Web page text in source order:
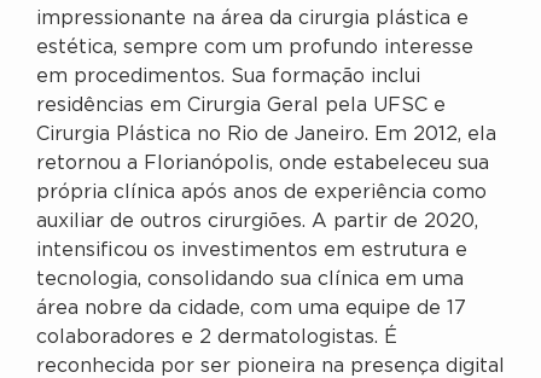
impressionante na área da cirurgia plástica e
estética, sempre com um profundo interesse
em procedimentos. Sua formação inclui
residências em Cirurgia Geral pela UFSC e
Cirurgia Plástica no Rio de Janeiro. Em 2012, ela
retornou a Florianópolis, onde estabeleceu sua
própria clínica após anos de experiência como
auxiliar de outros cirurgiões. A partir de 2020,
intensificou os investimentos em estrutura e
tecnologia, consolidando sua clínica em uma
área nobre da cidade, com uma equipe de 17
colaboradores e 2 dermatologistas. É
reconhecida por ser pioneira na presença digital